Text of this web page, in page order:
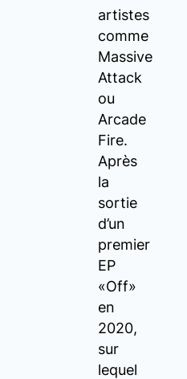
artistes
comme
Massive
Attack
ou
Arcade
Fire.
Après
la
sortie
d’un
premier
EP
«Off»
en
2020,
sur
lequel